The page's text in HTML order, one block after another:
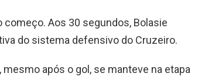
Aos 30 segundos, Bolasie
do sistema defensivo do Cruzeiro.
após o gol, se manteve na etapa